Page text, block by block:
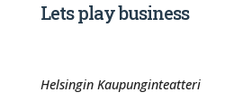
Lets play business
Helsingin Kaupunginteatteri